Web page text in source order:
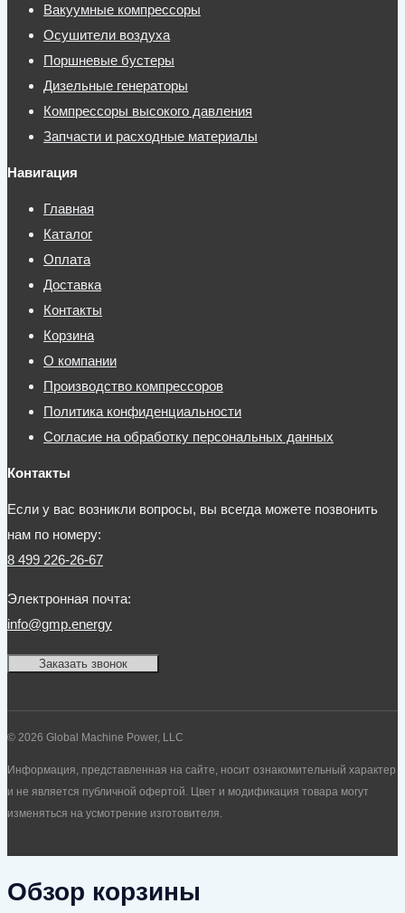
Вакуумные компрессоры
Осушители воздуха
Поршневые бустеры
Дизельные генераторы
Компрессоры высокого давления
Запчасти и расходные материалы
Навигация
Главная
Каталог
Оплата
Доставка
Контакты
Корзина
О компании
Производство компрессоров
Политика конфиденциальности
Согласие на обработку персональных данных
Контакты
Если у вас возникли вопросы, вы всегда можете позвонить
нам по номеру:
8 499 226-26-67
Электронная почта:
info@gmp.energy
Заказать звонок
© 2026 Global Machine Power, LLC
Информация, представленная на сайте, носит ознакомительный характер
и не является публичной офертой. Цвет и модификация товара могут
изменяться на усмотрение изготовителя.
Обзор корзины